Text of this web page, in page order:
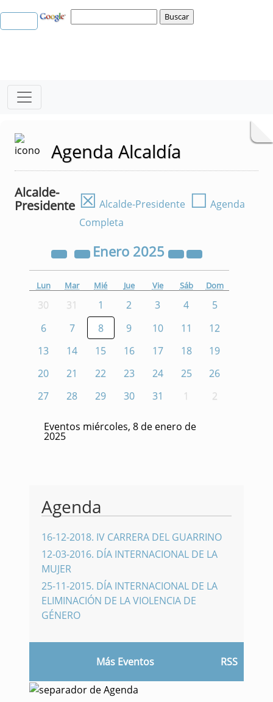
Agenda Alcaldía
Alcalde-
Presidente ☒ Alcalde-Presidente ☐ Agenda
Completa
Enero 2025
Lun Mar Mié Jue Vie Sáb Dom
30 31 1 2 3 4
5
6
7 8 9 10 11
12
13
14 15 16 17 18
19
20
21 22 23 24 25
26
27
28 29 30 31 1 2
Eventos miércoles, 8 de enero de
2025
Agenda
16-12-2018. IV CARRERA DEL GUARRINO
12-03-2016. DÍA INTERNACIONAL DE LA
MUJER
25-11-2015. DÍA INTERNACIONAL DE LA
ELIMINACIÓN DE LA VIOLENCIA DE
GÉNERO
Más Eventos RSS